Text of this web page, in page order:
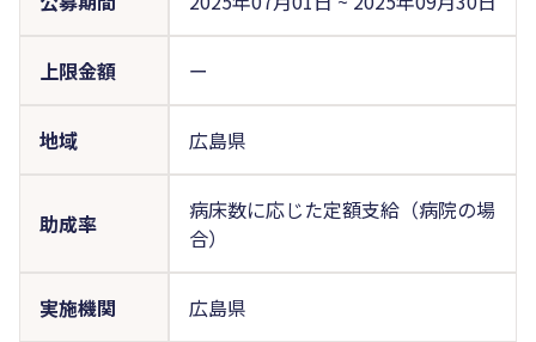
上限金額 ー
地域 広島県
助成率
病床数に応じた定額支給（病院の場
合）
実施機関 広島県